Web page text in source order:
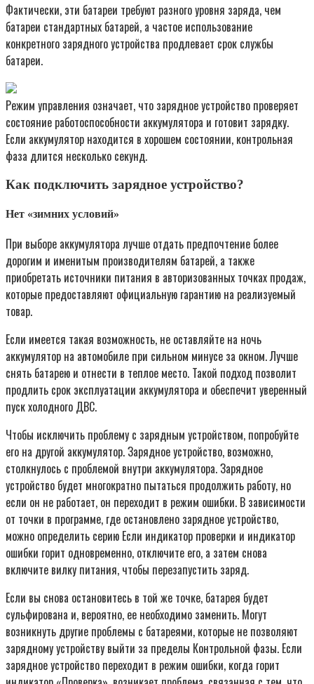
Фактически, эти батареи требуют разного уровня заряда, чем
батареи стандартных батарей, а частое использование
конкретного зарядного устройства продлевает срок службы
батареи.
Режим управления означает, что зарядное устройство проверяет
состояние работоспособности аккумулятора и готовит зарядку.
Если аккумулятор находится в хорошем состоянии, контрольная
фаза длится несколько секунд.
Как подключить зарядное устройство?
Нет «зимних условий»
При выборе аккумулятора лучше отдать предпочтение более
дорогим и именитым производителям батарей, а также
приобретать источники питания в авторизованных точках продаж,
которые предоставляют официальную гарантию на реализуемый
товар.
Если имеется такая возможность, не оставляйте на ночь
аккумулятор на автомобиле при сильном минусе за окном. Лучше
снять батарею и отнести в теплое место. Такой подход позволит
продлить срок эксплуатации аккумулятора и обеспечит уверенный
пуск холодного ДВС.
Чтобы исключить проблему с зарядным устройством, попробуйте
его на другой аккумулятор. Зарядное устройство, возможно,
столкнулось с проблемой внутри аккумулятора. Зарядное
устройство будет многократно пытаться продолжить работу, но
если он не работает, он переходит в режим ошибки. В зависимости
от точки в программе, где остановлено зарядное устройство,
можно определить серию Если индикатор проверки и индикатор
ошибки горит одновременно, отключите его, а затем снова
включите вилку питания, чтобы перезапустить заряд.
Если вы снова остановитесь в той же точке, батарея будет
сульфирована и, вероятно, ее необходимо заменить. Могут
возникнуть другие проблемы с батареями, которые не позволяют
зарядному устройству выйти за пределы Контрольной фазы. Если
зарядное устройство переходит в режим ошибки, когда горит